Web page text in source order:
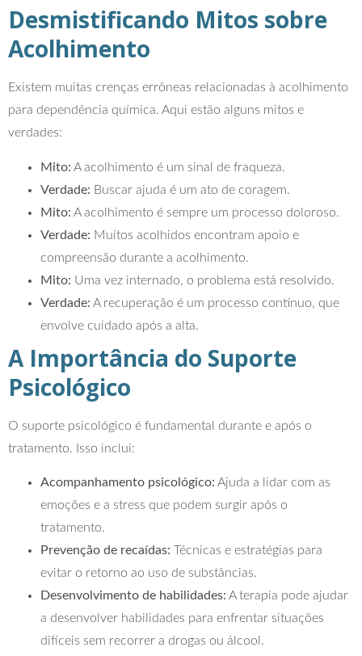
Desmistificando Mitos sobre
Acolhimento
Existem muitas crenças errôneas relacionadas à acolhimento
para dependência química. Aqui estão alguns mitos e
verdades:
Mito: A acolhimento é um sinal de fraqueza.
Verdade: Buscar ajuda é um ato de coragem.
Mito: A acolhimento é sempre um processo doloroso.
Verdade: Muitos acolhidos encontram apoio e
compreensão durante a acolhimento.
Mito: Uma vez internado, o problema está resolvido.
Verdade: A recuperação é um processo contínuo, que
envolve cuidado após a alta.
A Importância do Suporte
Psicológico
O suporte psicológico é fundamental durante e após o
tratamento. Isso inclui:
Acompanhamento psicológico: Ajuda a lidar com as
emoções e a stress que podem surgir após o
tratamento.
Prevenção de recaídas: Técnicas e estratégias para
evitar o retorno ao uso de substâncias.
Desenvolvimento de habilidades: A terapia pode ajudar
a desenvolver habilidades para enfrentar situações
difíceis sem recorrer a drogas ou álcool.